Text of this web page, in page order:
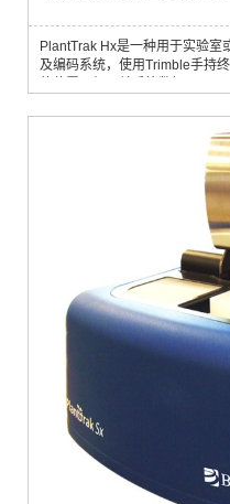
PlantTrak Hx是一种用于实验室
及编码系统，使用Trimble手持
够自动将样品与植株定位信息